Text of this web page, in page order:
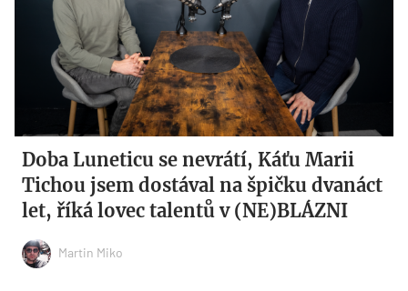
Doba Luneticu se nevrátí, Káťu Marii
Tichou jsem dostával na špičku dvanáct
let, říká lovec talentů v (NE)BLÁZNI
Martin Miko